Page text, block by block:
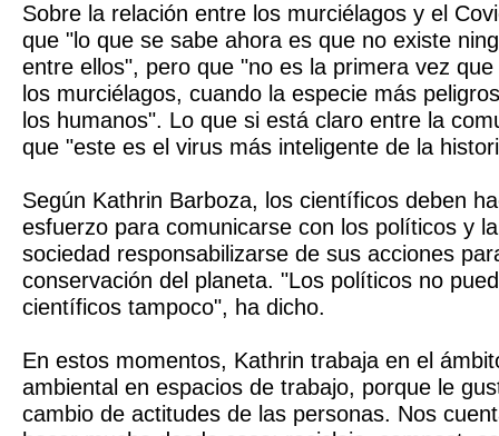
Sobre la relación entre los murciélagos y el
que "lo que se sabe ahora es que no existe
entre ellos", pero que "no es la primera vez
los murciélagos, cuando la especie más
los humanos". Lo que si está claro entre la
que "este es el virus más inteligente de la
Según Kathrin Barboza, los científicos deben
esfuerzo para comunicarse con los políticos y
sociedad responsabilizarse de sus acciones
conservación del planeta. "Los políticos no
científicos tampoco", ha dicho.
En estos momentos, Kathrin trabaja en el
ambiental en espacios de trabajo, porque le
cambio de actitudes de las personas. Nos